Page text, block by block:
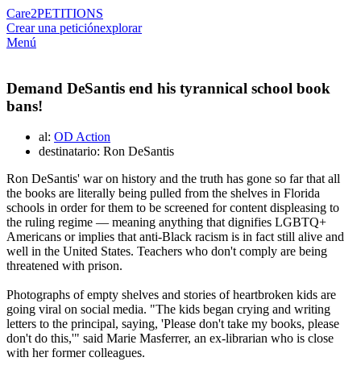
Care2PETITIONS
Crear una peticiónexplorar
Menú
Demand DeSantis end his tyrannical school book
bans!
al: OD Action
destinatario: Ron DeSantis
Ron DeSantis' war on history and the truth has gone so far that all
the books are literally being pulled from the shelves in Florida
schools in order for them to be screened for content displeasing to
the ruling regime — meaning anything that dignifies LGBTQ+
Americans or implies that anti-Black racism is in fact still alive and
well in the United States. Teachers who don't comply are being
threatened with prison.
Photographs of empty shelves and stories of heartbroken kids are
going viral on social media. "The kids began crying and writing
letters to the principal, saying, 'Please don't take my books, please
don't do this,'" said Marie Masferrer, an ex-librarian who is close
with her former colleagues.